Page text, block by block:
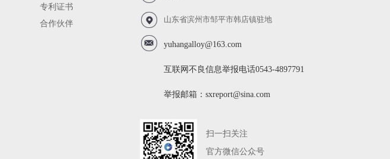
专利证书
合作伙伴
山东省滨州市邹平市韩店镇驻地
yuhangalloy@163.com
互联网不良信息举报电话0543-4897791
举报邮箱：sxreport@sina.com
扫一扫关注
官方微信公众号